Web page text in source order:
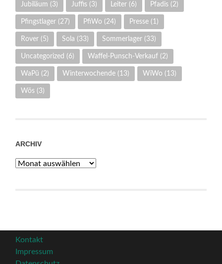
Jubiläum (3) Juffis (3) Leiter (6) Pfadis (2)
Pfingstlager (27) PfiWo (24) Presse (1)
Rover (5) Sola (33) Sommerlager (33)
Uncategorized (6) Waffel-Punsch-Verkauf (2)
WaPü (2) Winterwochende (13) WiWo (13)
Wös (3)
ARCHIV
Archiv
Kontakt
Impressum